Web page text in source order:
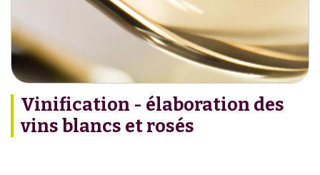
Vinification - élaboration des
vins blancs et rosés